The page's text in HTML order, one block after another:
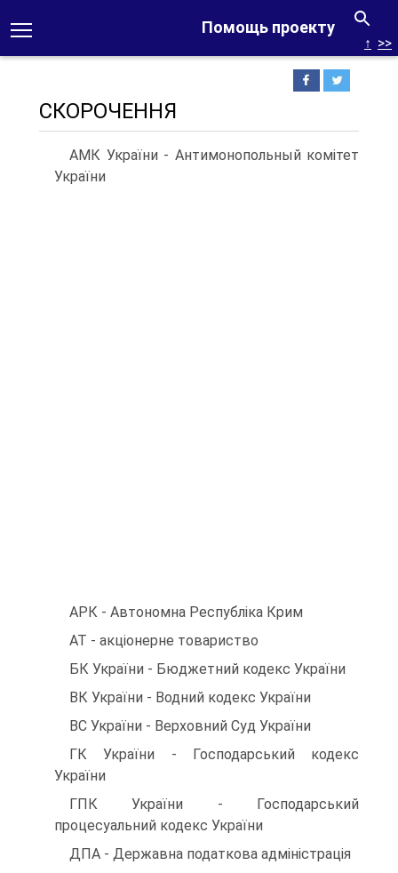
Помощь проекту
↑ >>
СКОРОЧЕННЯ
АМК України - Антимонопольный комітет
України
АРК - Автономна Республіка Крим
АТ - акціонерне товариство
БК України - Бюджетний кодекс України
ВК України - Водний кодекс України
ВС України - Верховний Суд України
ГК України - Господарський кодекс
України
ГПК України - Господарський
процесуальний кодекс України
ДПА - Державна податкова адміністрація